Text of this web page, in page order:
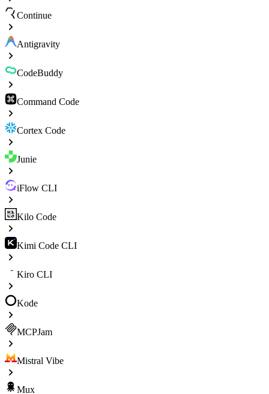
Continue
Antigravity
CodeBuddy
Command Code
Cortex Code
Junie
iFlow CLI
Kilo Code
Kimi Code CLI
Kiro CLI
Kode
MCPJam
Mistral Vibe
Mux